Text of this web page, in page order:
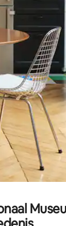
en omlaag,